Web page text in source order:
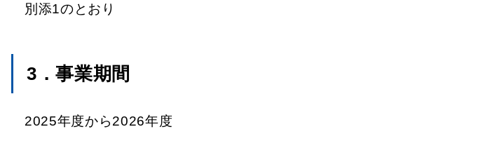
別添1のとおり
3．事業期間
2025年度から2026年度